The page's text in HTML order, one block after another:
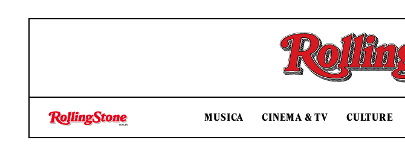
MUSICA CINEMA & TV CULTURE